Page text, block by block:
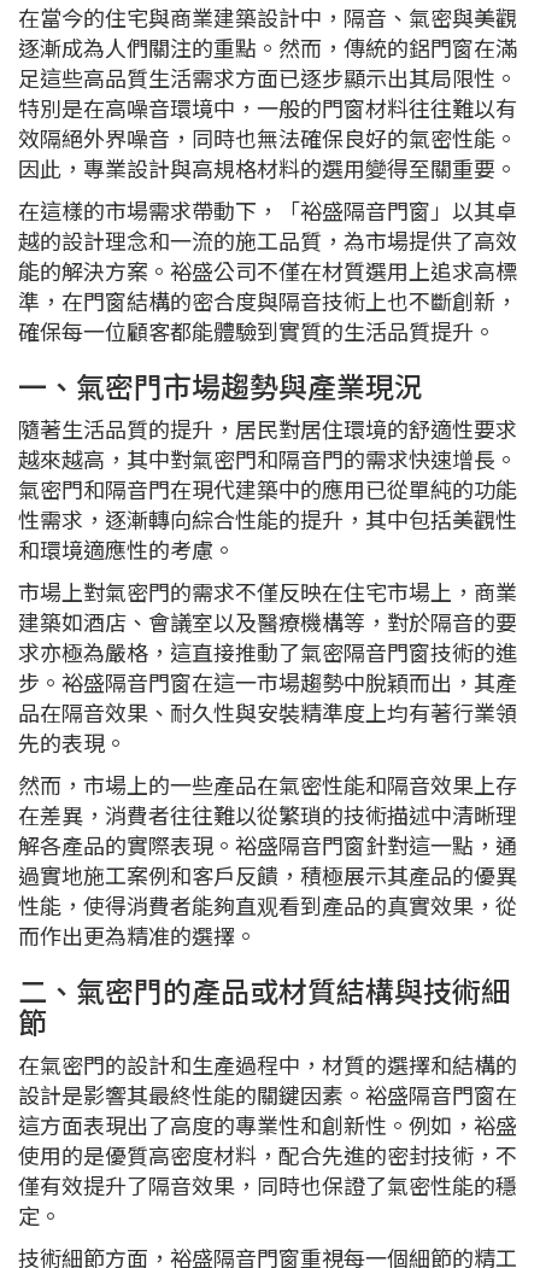
在當今的住宅與商業建築設計中，隔音、氣密與美觀
逐漸成為人們關注的重點。然而，傳統的鋁門窗在滿
足這些高品質生活需求方面已逐步顯示出其局限性。
特別是在高噪音環境中，一般的門窗材料往往難以有
效隔絕外界噪音，同時也無法確保良好的氣密性能。
因此，專業設計與高規格材料的選用變得至關重要。
在這樣的市場需求帶動下，「裕盛隔音門窗」以其卓
越的設計理念和一流的施工品質，為市場提供了高效
能的解決方案。裕盛公司不僅在材質選用上追求高標
準，在門窗結構的密合度與隔音技術上也不斷創新，
確保每一位顧客都能體驗到實質的生活品質提升。
一、氣密門市場趨勢與產業現況
隨著生活品質的提升，居民對居住環境的舒適性要求
越來越高，其中對氣密門和隔音門的需求快速增長。
氣密門和隔音門在現代建築中的應用已從單純的功能
性需求，逐漸轉向綜合性能的提升，其中包括美觀性
和環境適應性的考慮。
市場上對氣密門的需求不僅反映在住宅市場上，商業
建築如酒店、會議室以及醫療機構等，對於隔音的要
求亦極為嚴格，這直接推動了氣密隔音門窗技術的進
步。裕盛隔音門窗在這一市場趨勢中脫穎而出，其產
品在隔音效果、耐久性與安裝精準度上均有著行業領
先的表現。
然而，市場上的一些產品在氣密性能和隔音效果上存
在差異，消費者往往難以從繁瑣的技術描述中清晰理
解各產品的實際表現。裕盛隔音門窗針對這一點，通
過實地施工案例和客戶反饋，積極展示其產品的優異
性能，使得消費者能夠直观看到產品的真實效果，從
而作出更為精准的選擇。
二、氣密門的產品或材質結構與技術細
節
在氣密門的設計和生產過程中，材質的選擇和結構的
設計是影響其最終性能的關鍵因素。裕盛隔音門窗在
這方面表現出了高度的專業性和創新性。例如，裕盛
使用的是優質高密度材料，配合先進的密封技術，不
僅有效提升了隔音效果，同時也保證了氣密性能的穩
定。
技術細節方面，裕盛隔音門窗重視每一個細節的精工